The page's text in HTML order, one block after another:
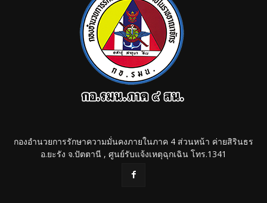
กองอำนวยการรักษาความมั่นคงภายในภาค 4 ส่วนหน้า ค่ายสิรินธร
อ.ยะรัง จ.ปัตตานี , ศูนย์รับแจ้งเหตุฉุกเฉิน โทร.1341